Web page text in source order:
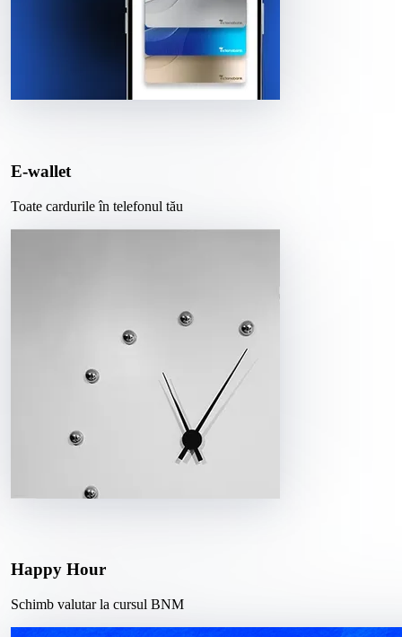
E-wallet
Toate cardurile în telefonul tău
Happy Hour
Schimb valutar la cursul BNM